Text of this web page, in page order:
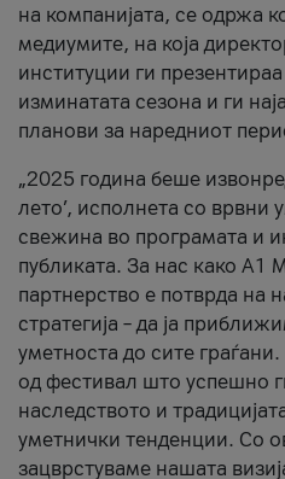
на компанијата, се одржа
медиумите, на која
институции ги
изминатата сезона и ги
планови за наредниот
„2025 година беше
лето’, исполнета со врвни
свежина во програмата и
публиката. За нас како A1
партнерство е потврда на
стратегија – да ја
уметноста до сите
од фестивал што успешно
наследството и
уметнички тенденции. Со
зацврстуваме нашата